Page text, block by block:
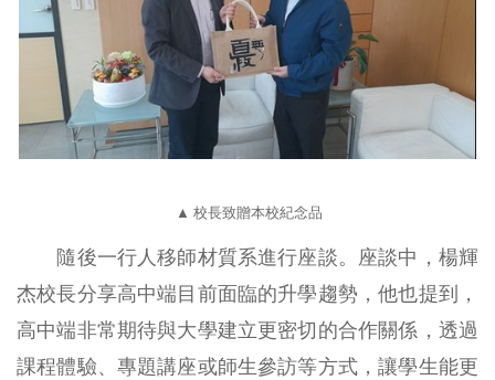
▲ 校長致贈本校紀念品
隨後一行人移師材質系進行座談。座談中，楊輝
杰校長分享高中端目前面臨的升學趨勢，他也提到，
高中端非常期待與大學建立更密切的合作關係，透過
課程體驗、專題講座或師生參訪等方式，讓學生能更